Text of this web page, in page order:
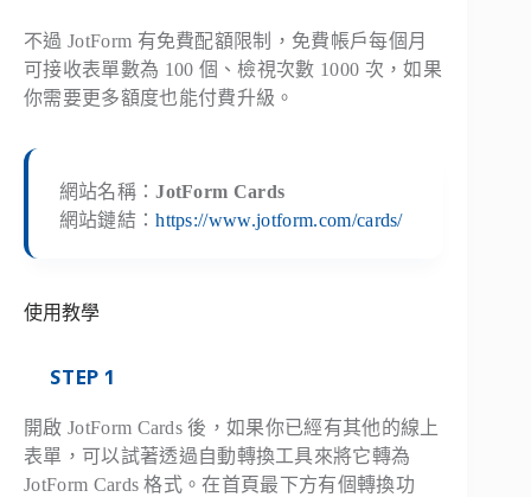
不過 JotForm 有免費配額限制，免費帳戶每個月
可接收表單數為 100 個、檢視次數 1000 次，如果
你需要更多額度也能付費升級。
網站名稱：JotForm Cards
網站鏈結：https://www.jotform.com/cards/
使用教學
STEP 1
開啟 JotForm Cards 後，如果你已經有其他的線上
表單，可以試著透過自動轉換工具來將它轉為
JotForm Cards 格式。在首頁最下方有個轉換功